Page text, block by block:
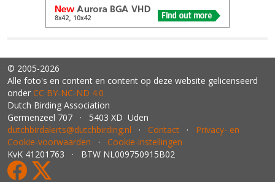
© 2005-2026
Alle foto's en content en content op deze website gelicenseerd
onder CC BY‑NC‑ND 4.0
Dutch Birding Association
Germenzeel 707 · 5403 XD Uden
dutchbirdalerts@dutchbirding.nl · Contact · Privacy- en
Cookie-voorwaarden · Cookie-instellingen
KvK 41201763 · BTW NL009750915B02